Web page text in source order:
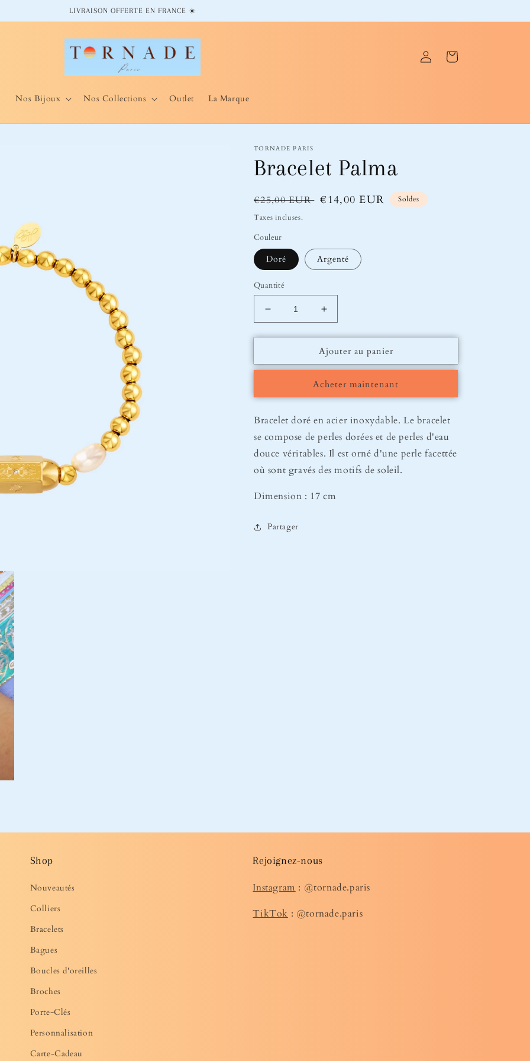
LIVRAISON OFFERTE EN FRANCE ☀️
Nos Bijoux Nos Collections Outlet La Marque
ConnexionPanier
TORNADE PARIS
Bracelet Palma
Prix
habituel
€25,00 EUR Prix
€14,00 EUR
Soldes
Taxes incluses.
Couleur
Doré Argenté
Quantité
Réduire
la
quantité
Bracelet
Augmenter
la
quantité
de
Bracelet
Ajouter au panier
Acheter maintenant
Bracelet doré en acier inoxydable. Le bracelet
se compose de perles dorées et de perles d'eau
douce véritables. Il est orné d'une perle facettée
où sont gravés des motifs de soleil.
Dimension : 17 cm
Partager
Shop
Nouveautés
Colliers
Bracelets
Bagues
Boucles d'oreilles
Broches
Porte-Clés
Personnalisation
Carte-Cadeau
Rejoignez-nous
Instagram : @tornade.paris
TikTok : @tornade.paris